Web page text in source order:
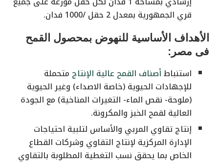
قري الجمهورية بمعدل 2 حقل /1000 فدان.
الأهداف الأساسية للنهوض بمحصول القمح
فى مصر:
استنباطأصناف القمح عالية الإنتاج متحملة
للإجهادات الحيوية (خاصة الاصداء) وغير الحيوية
(ملوحة- نقص الماء- التغيرات المناخية) مع الجودة
العالية لقمح الخبز والمكرونة.
إنتاج تقاوي المربي والأساس لتلبية احتياجات
الإدارة المركزية لإنتاج التقاوي وشركات القطاع
الخاص بما يحقق نسب التغطية المطلوبة بالتقاوي